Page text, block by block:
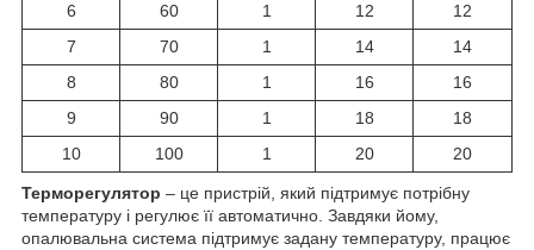
6
60 1 12
12
7
70 1 14
14
8
80 1 16
16
9
90 1 18
18
10
100 1 20 20
Терморегулятор – це пристрій, який підтримує потрібну
температуру і регулює її автоматично. Завдяки йому,
опалювальна система підтримує задану температуру, працює